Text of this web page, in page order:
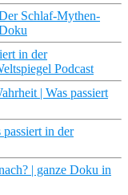
Schlaf-Mythen-
in der
Podcast
| Was passiert
in der
| ganze Doku in